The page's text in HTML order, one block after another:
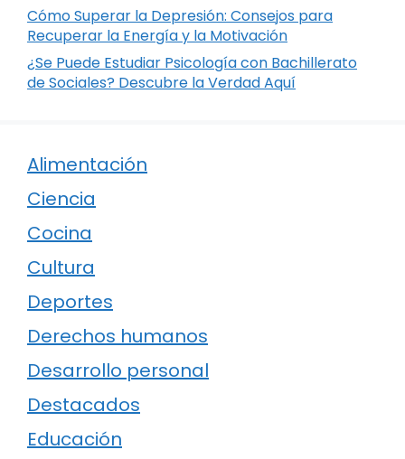
Cómo Superar la Depresión: Consejos para
Recuperar la Energía y la Motivación
¿Se Puede Estudiar Psicología con Bachillerato
de Sociales? Descubre la Verdad Aquí
Alimentación
Ciencia
Cocina
Cultura
Deportes
Derechos humanos
Desarrollo personal
Destacados
Educación